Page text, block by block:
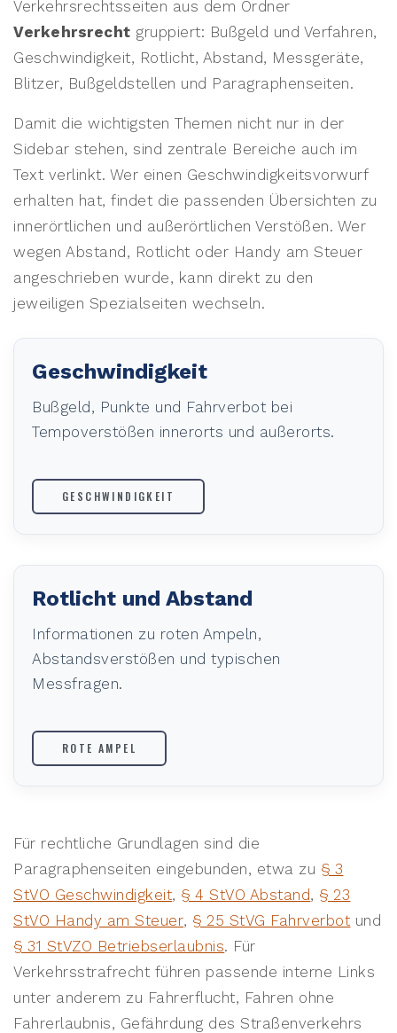
Verkehrsrechtsseiten aus dem Ordner
Verkehrsrecht gruppiert: Bußgeld und Verfahren,
Geschwindigkeit, Rotlicht, Abstand, Messgeräte,
Blitzer, Bußgeldstellen und Paragraphenseiten.
Damit die wichtigsten Themen nicht nur in der
Sidebar stehen, sind zentrale Bereiche auch im
Text verlinkt. Wer einen Geschwindigkeitsvorwurf
erhalten hat, findet die passenden Übersichten zu
innerörtlichen und außerörtlichen Verstößen. Wer
wegen Abstand, Rotlicht oder Handy am Steuer
angeschrieben wurde, kann direkt zu den
jeweiligen Spezialseiten wechseln.
Geschwindigkeit
Bußgeld, Punkte und Fahrverbot bei
Tempoverstößen innerorts und außerorts.
GESCHWINDIGKEIT
Rotlicht und Abstand
Informationen zu roten Ampeln,
Abstandsverstößen und typischen
Messfragen.
ROTE AMPEL
Für rechtliche Grundlagen sind die
Paragraphenseiten eingebunden, etwa zu § 3
StVO Geschwindigkeit, § 4 StVO Abstand, § 23
StVO Handy am Steuer, § 25 StVG Fahrverbot und
§ 31 StVZO Betriebserlaubnis. Für
Verkehrsstrafrecht führen passende interne Links
unter anderem zu Fahrerflucht, Fahren ohne
Fahrerlaubnis, Gefährdung des Straßenverkehrs